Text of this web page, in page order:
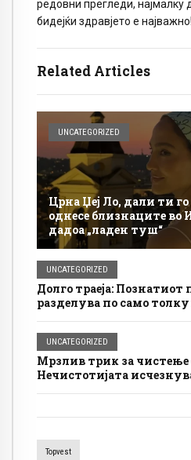
Related Articles
UNCATEGORIZED
Црна Џеј Ло, дали ти
однесе близнаците во
дадоа „ладен туш“
UNCATEGORIZED
Долго траеја: Познатиот
разделува по само
UNCATEGORIZED
Мрзлив трик за чистење
Нечистотијата
редовни прегледи, најмалку
бидејќи здравјето е најважно!
Topvest